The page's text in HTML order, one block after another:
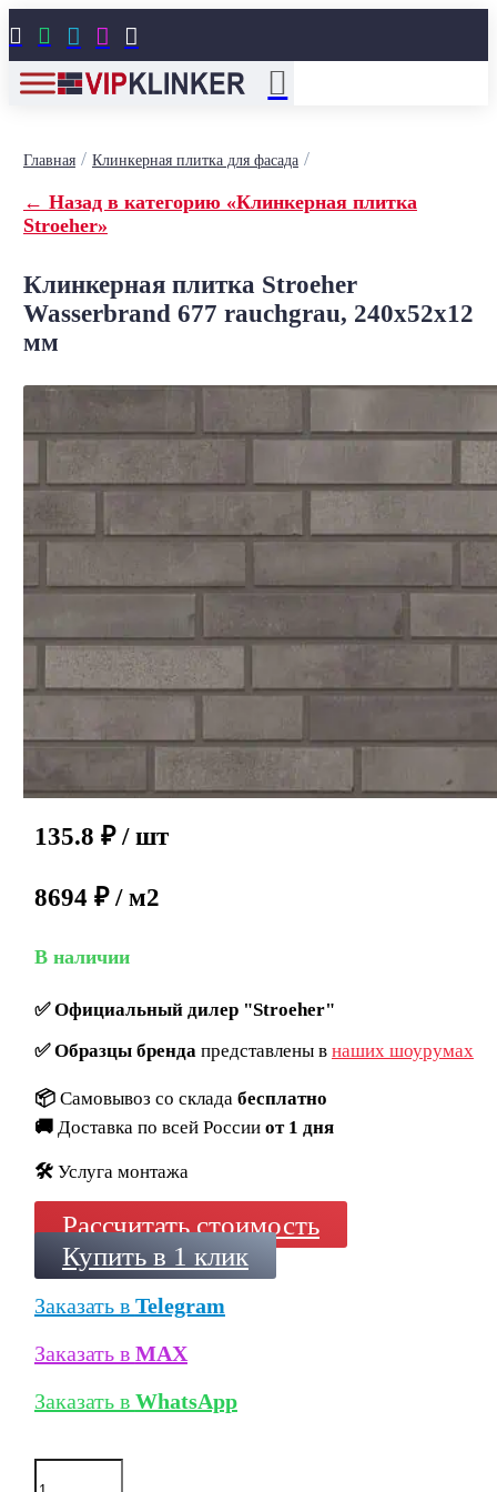
    
Главная/ Клинкерная плитка для фасада/
← Назад в категорию «Клинкерная плитка
Stroeher»
Клинкерная плитка Stroeher
Wasserbrand 677 rauchgrau, 240x52x12
мм
135.8 ₽ / шт
8694 ₽ / м2
В наличии
✅Официальный дилер "Stroeher"
✅Образцы брендапредставлены в наших шоурумах
📦 Самовывоз со склада бесплатно
🚚 Доставка по всей России от 1 дня
🛠️ Услуга монтажа
Рассчитать стоимость
Купить в 1 клик
Заказать в Telegram
Заказать в MAX
Заказать в WhatsApp
Количество
товара